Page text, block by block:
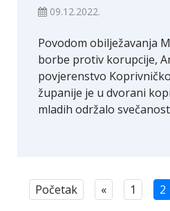
09.12.2022.
Povodom obilježavanja
borbe protiv korupcije,
povjerenstvo
županije je u dvorani
mladih održalo
Početak « 1 2